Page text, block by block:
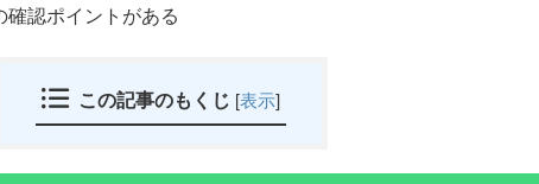
確認ポイントがある
この記事のもくじ [表示]